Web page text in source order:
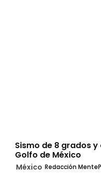
Sismo de 8 grados
Golfo de México
México Redacción